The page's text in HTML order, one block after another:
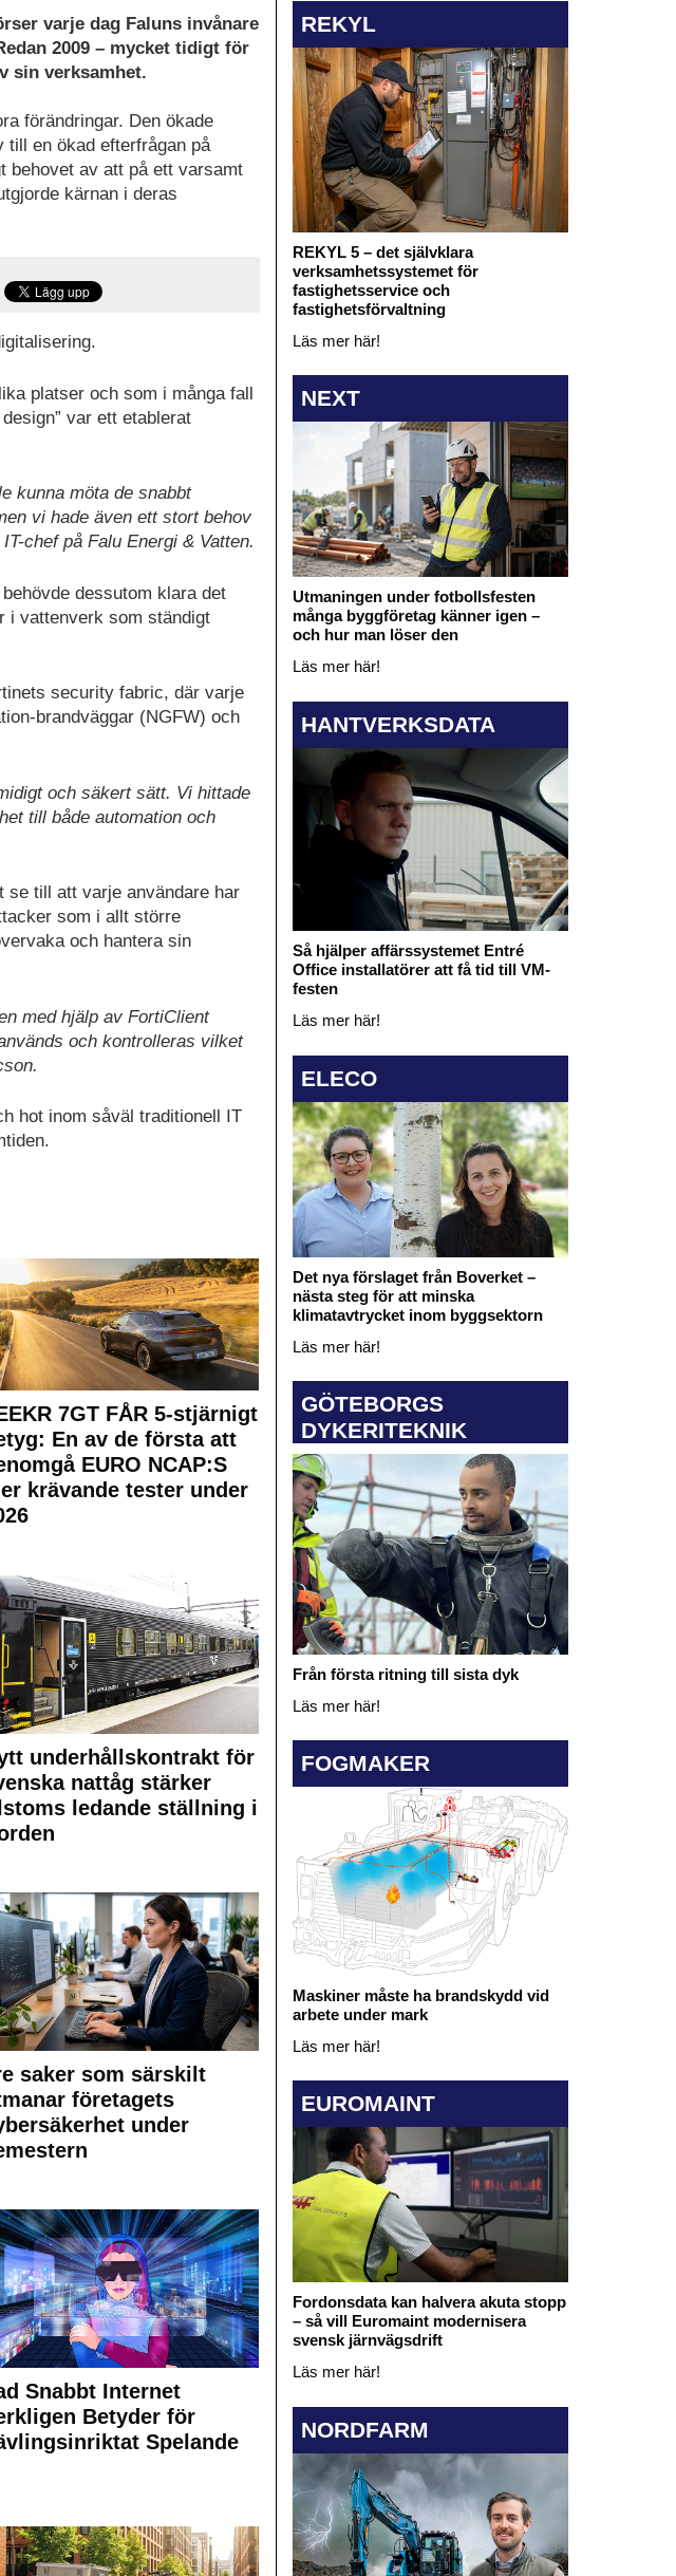
varje dag Faluns invånare
2009 – mycket tidigt för
sin verksamhet.
förändringar. Den ökade
till en ökad efterfrågan på
behovet av att på ett varsamt
kärnan i deras
platser och som i många fall
var ett etablerat
kunna möta de snabbt
vi hade även ett stort behov
chef på Falu Energi & Vatten.
dessutom klara det
i vattenverk som ständigt
security fabric, där varje
brandväggar (NGFW) och
och säkert sätt. Vi hittade
till både automation och
se till att varje användare har
som i allt större
och hantera sin
med hjälp av FortiClient
och kontrolleras vilket
hot inom såväl traditionell IT
7GT FÅR 5-stjärnigt
En av de första att
EURO NCAP:S
krävande tester under
underhållskontrakt för
nattåg stärker
ledande ställning i
saker som särskilt
företagets
under
Snabbt Internet
Betyder för
Spelande
REKYL
REKYL 5 – det självklara
verksamhetssystemet för
fastighetsservice och
fastighetsförvaltning
Läs mer här!
NEXT
Utmaningen under fotbollsfesten
många byggföretag känner igen –
och hur man löser den
Läs mer här!
HANTVERKSDATA
Så hjälper affärssystemet Entré
Office installatörer att få tid till VM-
festen
Läs mer här!
ELECO
Det nya förslaget från Boverket –
nästa steg för att minska
klimatavtrycket inom byggsektorn
Läs mer här!
GÖTEBORGS
DYKERITEKNIK
Från första ritning till sista dyk
Läs mer här!
FOGMAKER
Maskiner måste ha brandskydd vid
arbete under mark
Läs mer här!
EUROMAINT
Fordonsdata kan halvera akuta stopp
– så vill Euromaint modernisera
svensk järnvägsdrift
Läs mer här!
NORDFARM